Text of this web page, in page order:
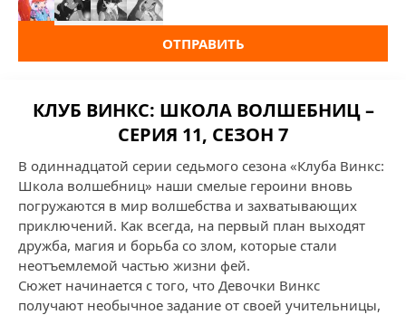
ОТПРАВИТЬ
КЛУБ ВИНКС: ШКОЛА ВОЛШЕБНИЦ –
СЕРИЯ 11, СЕЗОН 7
В одиннадцатой серии седьмого сезона «Клуба Винкс:
Школа волшебниц» наши смелые героини вновь
погружаются в мир волшебства и захватывающих
приключений. Как всегда, на первый план выходят
дружба, магия и борьба со злом, которые стали
неотъемлемой частью жизни фей.
Сюжет начинается с того, что Девочки Винкс
получают необычное задание от своей учительницы,